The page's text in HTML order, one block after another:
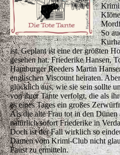
So
ist. Geplant ist eine der größten
gesehen hat. Friederike Hansen,
Hamburger Reeders Martin
englischen Viscount heiraten.
glücklich aus, wie sie sein sollte
von ihrer Tante verfolgt, die als
es eines Tages ein großes
Als die alte Frau tot in den
natürlich sofort Friederike in
Doch ist der Fall wirklich so
Damen vom Krimi-Club nicht
Faust zu ermitteln.